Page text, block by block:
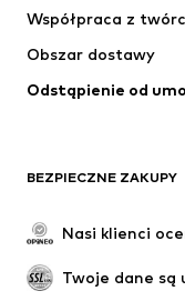
Kurtki
Bielizna
Płaszcze
Specjalne okazje
Współpraca z
Obszar dostawy
Odstąpienie od
BEZPIECZNE ZAKUPY
Nasi klienci
Twoje dane są